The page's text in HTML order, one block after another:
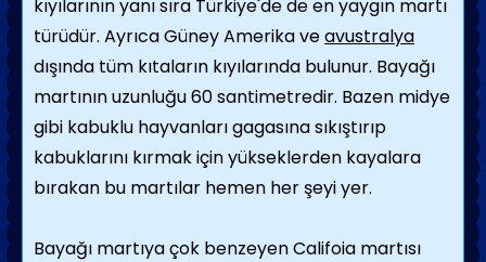
kıyılarının yanı sıra Türkiye'de de en yaygın martı
türüdür. Ayrıca Güney Amerika veavustralya
dışında tüm kıtaların kıyılarında bulunur. Bayağı
martının uzunluğu 60 santi­metredir. Bazen midye
gibi kabuklu hayvan­ları gagasına sıkıştırıp
kabuklarını kırmak için yükseklerden kayalara
bırakan bu martılar hemen her şeyi yer.
Bayağı martıya çok benzeyen Califoia martısı